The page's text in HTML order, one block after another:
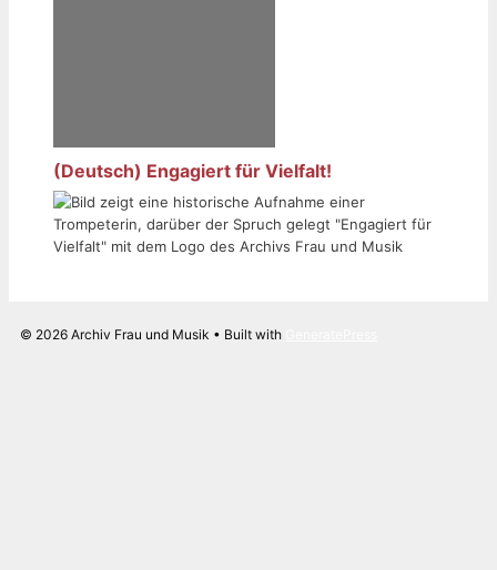
(Deutsch) Engagiert für Vielfalt!
© 2026 Archiv Frau und Musik • Built with